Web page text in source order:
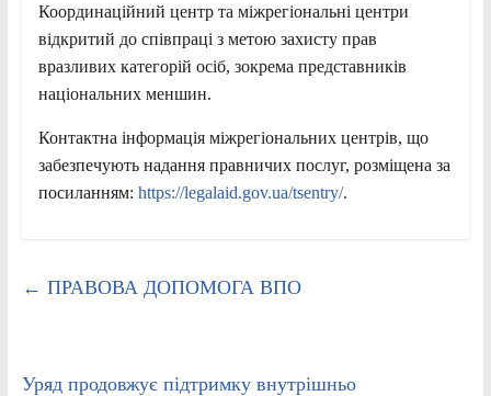
Координаційний центр та міжрегіональні центри
відкритий до співпраці з метою захисту прав
вразливих категорій осіб, зокрема представників
національних меншин.
Контактна інформація міжрегіональних центрів, що
забезпечують надання правничих послуг, розміщена за
посиланням: https://legalaid.gov.ua/tsentry/.
← ПРАВОВА ДОПОМОГА ВПО
Уряд продовжує підтримку внутрішньо